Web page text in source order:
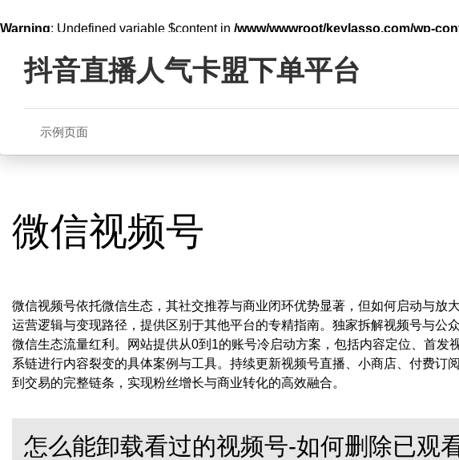
Warning: Undefined variable $content in /www/wwwroot/keylasso.com/wp-
content抖音直播人气卡盟下单平台
示例页面
微信视频号
微信视频号依托微信生态，其社交推荐与商业闭环优势显著，但如何启动与放
运营逻辑与变现路径，提供区别于其他平台的专精指南。独家拆解视频号与公
微信生态流量红利。网站提供从0到1的账号冷启动方案，包括内容定位、首发
系链进行内容裂变的具体案例与工具。持续更新视频号直播、小商店、付费订
到交易的完整链条，实现粉丝增长与商业转化的高效融合。
怎么能卸载看过的视频号-如何删除已观